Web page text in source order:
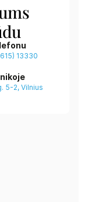
13330
5-2, Vilnius